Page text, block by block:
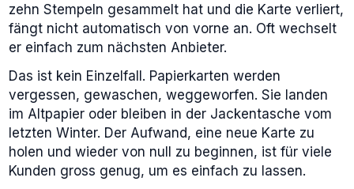
zehn Stempeln gesammelt hat und die Karte verliert,
fängt nicht automatisch von vorne an. Oft wechselt
er einfach zum nächsten Anbieter.
Das ist kein Einzelfall. Papierkarten werden
vergessen, gewaschen, weggeworfen. Sie landen
im Altpapier oder bleiben in der Jackentasche vom
letzten Winter. Der Aufwand, eine neue Karte zu
holen und wieder von null zu beginnen, ist für viele
Kunden gross genug, um es einfach zu lassen.